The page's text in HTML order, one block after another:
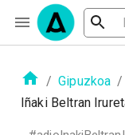
/ Gipuzkoa /
Iñaki Beltran